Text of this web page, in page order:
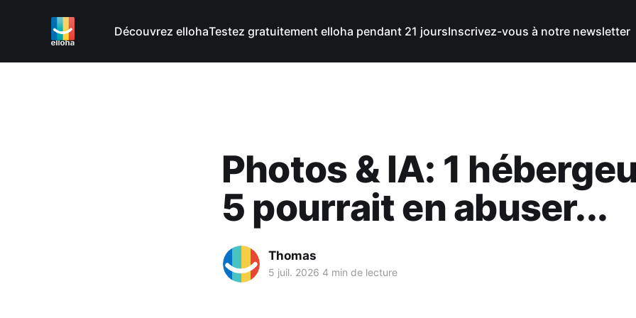
Découvrez ellohaTestez gratuitement elloha pendant 21 joursInscrivez-vous à notre newsletter
Photos & IA: 1
5 pourrait en abuser...
Thomas
5 juil. 2026 4 min de lecture